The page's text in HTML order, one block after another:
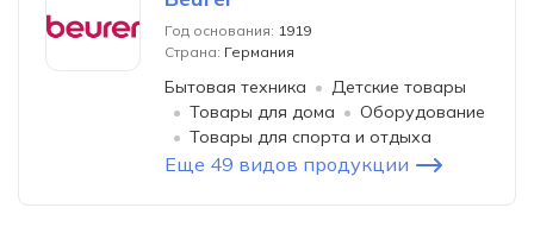
Год основания: 1919
Страна: Германия
Бытовая техника
Детские товары
Товары для дома
Оборудование
Товары для спорта и отдыха
Еще 49 видов продукции